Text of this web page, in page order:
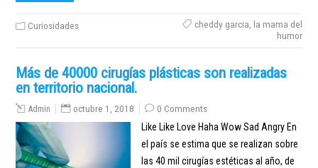
Curiosidades cheddy garcia
la mama del
humor
Más de 40000 cirugías plásticas son realizadas
en territorio nacional.
Admin octubre 1, 2018 0 Comments
Like Like Love Haha Wow Sad Angry En
el país se estima que se realizan sobre
las 40 mil cirugías estéticas al año, de